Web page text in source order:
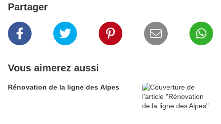
Partager
Vous aimerez aussi
Rénovation de la ligne des Alpes